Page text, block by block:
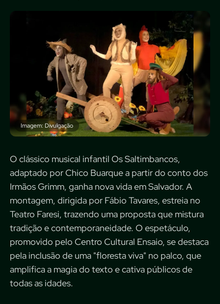
Imagem: Divulgação
O clássico musical infantil Os Saltimbancos,
adaptado por Chico Buarque a partir do conto dos
Irmãos Grimm, ganha nova vida em Salvador. A
montagem, dirigida por Fábio Tavares, estreia no
Teatro Faresi, trazendo uma proposta que mistura
tradição e contemporaneidade. O espetáculo,
promovido pelo Centro Cultural Ensaio, se destaca
pela inclusão de uma "floresta viva" no palco, que
amplifica a magia do texto e cativa públicos de
todas as idades.